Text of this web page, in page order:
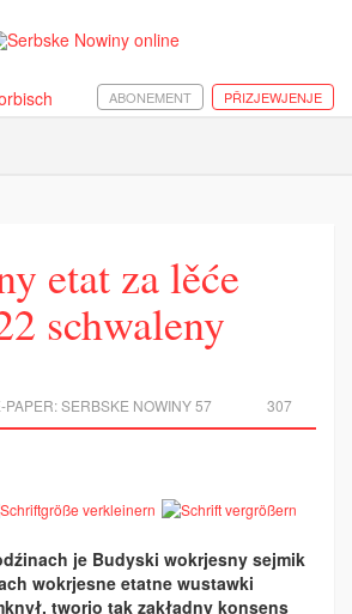
PŘIZJEWJENJE
ABONEMENT
etat za lěće
schwaleny
307
PAPER:SERBSKE NOWINY 57
je Budyski wokrjesny sejmik
wokrjesne etatne wustawki
tworjo tak zakładny konsens